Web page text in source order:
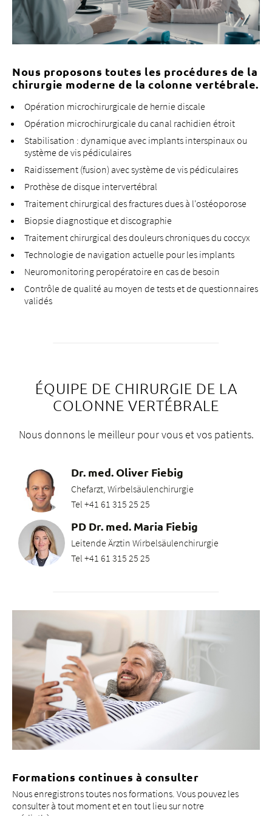
Quels sont vos avantages ?
inscription électronique directement à partir du
logiciel du cabinet
moins de questions, moins d'erreurs
confirmation immédiate après transmission réussie
Vous travaillez déjà avec DocBox ?
Ajoutez l'hôpital Bethesda à vos favoris pour pouvoir le
sélectionner en un clic.
Vous partagez le processus avec les employés de votre
cabinet ? Vous pouvez sauvegarder temporairement
des messages et laisser quelqu'un d'autre ou vous-
même les traiter ultérieurement.
Créez des modèles Bethesda et accédez à des
formulaires d'inscription pré-remplis pour traiter
encore plus rapidement les admissions récurrentes.
Vous ne travaillez pas encore avec
DoxBox, mais vous aimeriez le faire ?
Vérifiez si vous travaillez avec l'un des fournisseurs de
Nous vous formons, ainsi que le personnel de votre
cabinet, à l'utilisation de DocBox sur place dans votre
Nous proposons toutes les procédures de la
chirurgie moderne de la colonne vertébrale.
Opération microchirurgicale de hernie discale
Opération microchirurgicale du canal rachidien étroit
Stabilisation : dynamique avec implants interspinaux ou
système de vis pédiculaires
Raidissement (fusion) avec système de vis pédiculaires
Prothèse de disque intervertébral
Traitement chirurgical des fractures dues à l'ostéoporose
Biopsie diagnostique et discographie
Traitement chirurgical des douleurs chroniques du coccyx
Technologie de navigation actuelle pour les implants
Neuromonitoring peropératoire en cas de besoin
Contrôle de qualité au moyen de tests et de questionnaires
validés
ÉQUIPE DE CHIRURGIE DE LA
COLONNE VERTÉBRALE
Nous donnons le meilleur pour vous et vos patients.
Dr. med. Oliver Fiebig
Chefarzt, Wirbelsäulenchirurgie
Tel +41 61 315 25 25
PD Dr. med. Maria Fiebig
Leitende Ärztin Wirbelsäulenchirurgie
Tel +41 61 315 25 25
Formations continues à consulter
Nous enregistrons toutes nos formations. Vous pouvez les
consulter à tout moment et en tout lieu sur notre